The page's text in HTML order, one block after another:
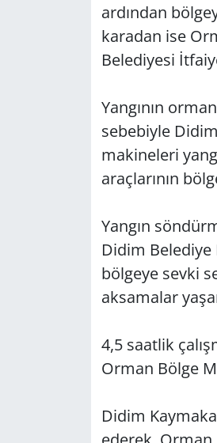
ardından
karadan ise
Belediyesi
Yangının
sebebiyle
makineleri
araçlarının
Yangın
Didim
bölgeye sevki
aksamalar
4,5 saatlik
Orman Bölge
Didim